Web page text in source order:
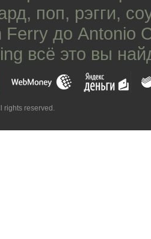
, поп, рэгги,
Ferry до Antonio
всё это вы
rights reserved.